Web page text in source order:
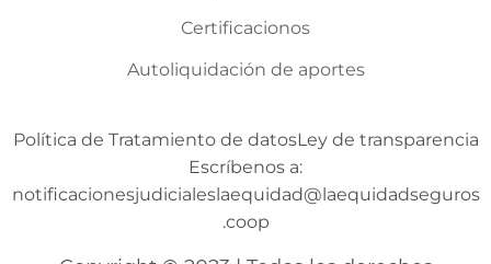
Certificacionos
Autoliquidación de aportes
Política de Tratamiento de datosLey de transparencia
Escríbenos a:
notificacionesjudicialeslaequidad@laequidadseguros
.coop